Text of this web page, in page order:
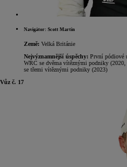
Navigátor: Scott Martin
Země: Velká Británie
Nejvýznamnější úspěchy: První pódiové
WRC se dvěma vítěznými podniky
se třemi vítěznými podniky (2023)
Vůz č. 17